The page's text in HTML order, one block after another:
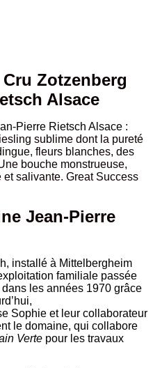
Zotzenberg
Alsace
Pierre Rietsch Alsace :
sublime dont la pureté
fleurs blanches, des
bouche monstrueuse,
salivante. Great Success
Jean-Pierre
installé à Mittelbergheim
familiale passée
les années 1970 grâce
Sophie et leur collaborateur
le domaine, qui collabore
Verte pour les travaux